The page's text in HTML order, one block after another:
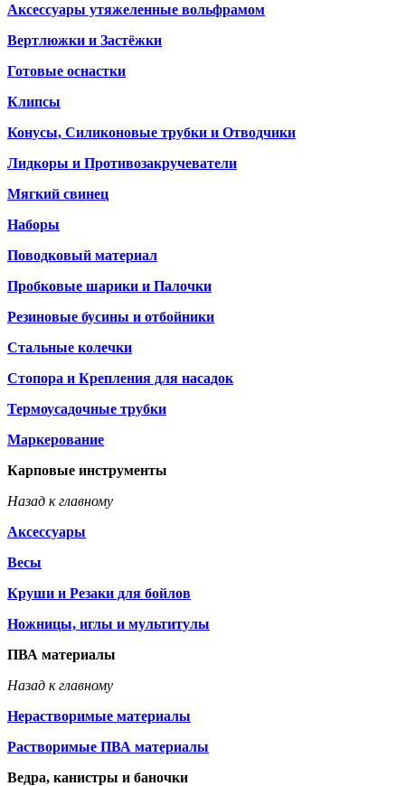
Аксессуары утяжеленные вольфрамом
Вертлюжки и Застёжки
Готовые оснастки
Клипсы
Конусы, Силиконовые трубки и Отводчики
Лидкоры и Противозакручеватели
Мягкий свинец
Наборы
Поводковый материал
Пробковые шарики и Палочки
Резиновые бусины и отбойники
Стальные колечки
Стопора и Крепления для насадок
Термоусадочные трубки
Маркерование
Карповые инструменты
Назад к главному
Аксессуары
Весы
Круши и Резаки для бойлов
Ножницы, иглы и мультитулы
ПВА материалы
Назад к главному
Нерастворимые материалы
Растворимые ПВА материалы
Ведра, канистры и баночки